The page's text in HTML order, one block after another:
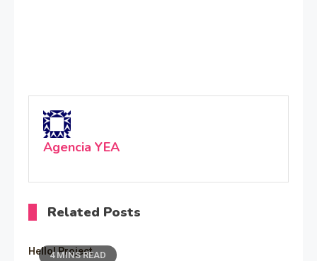
Agencia YEA
Related Posts
4 MINS READ
Hello! Project